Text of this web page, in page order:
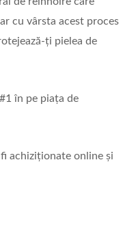
cu vârsta acest proces
ți pielea de
în pe piața de
achiziționate online și